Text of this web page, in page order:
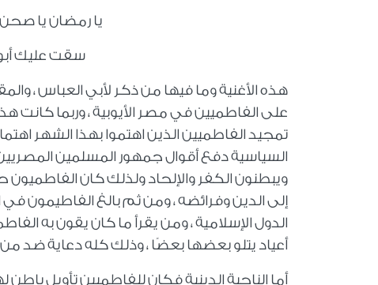
يا رمضان يا صحن
سقت عليك أبو
هذه الأغنية وما فيها من ذكر لأبي العباس ،
على الفاطميين في مصر الأيوبية ، وربما كانت
تمجيد الفاطميين الذين اهتموا بهذا الشهر
السياسية دفع أقوال جمهور المسلمين
ويبطنون الكفر والإلحاد ولذلك كان
إلى الدين وفرائضه ، ومن ثم بالغ الفاطيمون
الدول الإسلامية ، ومن يقرأ ما كان يقون به
أعياد يتلو بعضها بعضًا ، وذلك كله دعاية ضد
أما الناحية الدينية فكان للفاطميين تأويل